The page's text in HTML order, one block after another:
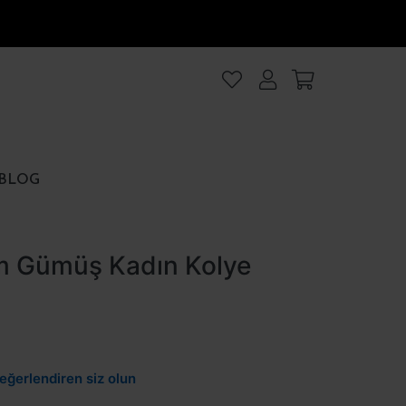
BLOG
Gümüş Kadın Kolye
siz olun
Hepsini kabul et